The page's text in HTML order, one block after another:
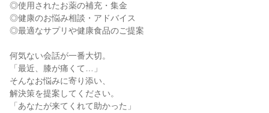
◎使用されたお薬の補充・集金
◎健康のお悩み相談・アドバイス
◎最適なサプリや健康食品のご提案
何気ない会話が一番大切。
「最近、膝が痛くて…」
そんなお悩みに寄り添い、
解決策を提案してください。
「あなたが来てくれて助かった」